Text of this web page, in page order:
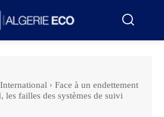
International
Face à un endettement
les failles des systèmes de suivi